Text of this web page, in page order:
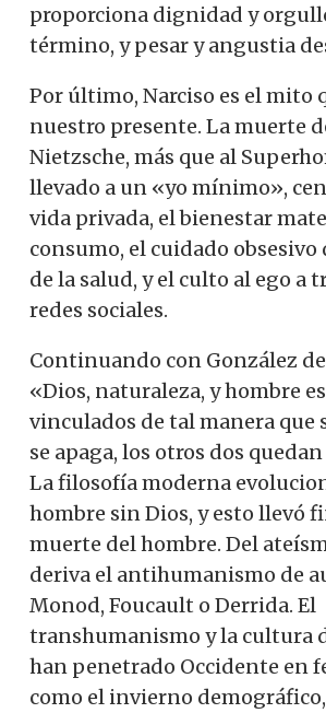
proporciona dignidad y
término, y pesar y angustia
Por último, Narciso es el mito
nuestro presente. La muerte
Nietzsche, más que al
llevado a un «yo mínimo»,
vida privada, el bienestar
consumo, el cuidado obsesivo
de la salud, y el culto al ego a
redes sociales.
Continuando con González
«Dios, naturaleza, y hombre
vinculados de tal manera que
se apaga, los otros dos
La filosofía moderna
hombre sin Dios, y esto llevó
muerte del hombre. Del
deriva el antihumanismo de
Monod, Foucault o Derrida. El
transhumanismo y la cultura
han penetrado Occidente en
como el invierno